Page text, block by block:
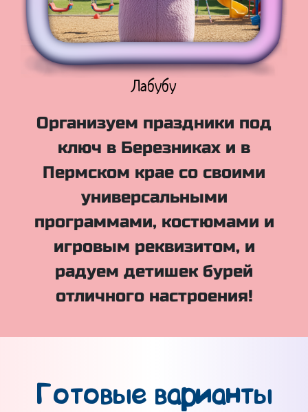
Куклы Лол
Организуем праздники под
ключ в Березниках и в
Пермском крае со своими
универсальными
программами, костюмами и
игровым реквизитом, и
радуем детишек бурей
отличного настроения!
Готовые варианты